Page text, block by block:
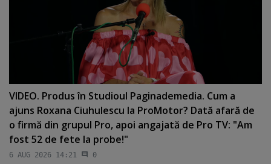
VIDEO. Produs în Studioul Paginademedia. Cum a
ajuns Roxana Ciuhulescu la ProMotor? Dată afară de
o firmă din grupul Pro, apoi angajată de Pro TV: "Am
fost 52 de fete la probe!"
6 AUG 2026 14:21 0